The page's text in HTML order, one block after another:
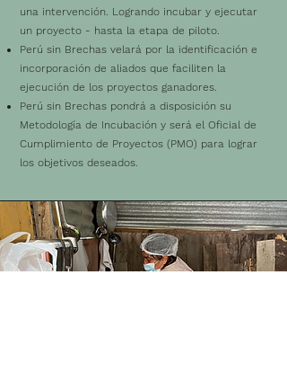
una intervención. Logrando incubar y ejecutar
un proyecto - hasta la etapa de piloto.
Perú sin Brechas velará por la identificación e
incorporación de aliados que faciliten la
ejecución de los proyectos ganadores.
Perú sin Brechas pondrá a disposición su
Metodología de Incubación y será el Oficial de
Cumplimiento de Proyectos (PMO) para lograr
los objetivos deseados.